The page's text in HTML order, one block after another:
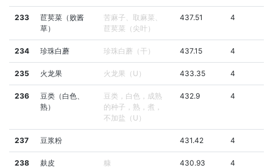
233
苣荬菜（败酱
草）
苦麻子、取麻菜、
苣荬菜（尖叶）
437.51 4
234 珍珠白蘑 珍珠白蘑（干） 437.15 4
235 火龙果 火龙果（U） 433.35 4
236
豆类（白色、
熟）
豆类，白色，成熟
的种子，熟，煮，
不加盐（U）
432.9 4
237 豆浆粉 431.42 4
238 麸皮 糠 430.93 4